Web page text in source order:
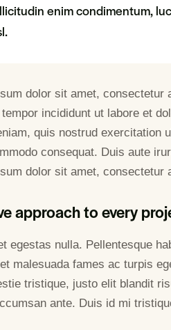
enim condimentum,
dolor sit amet, consectetur
incididunt ut labore et
quis nostrud exercitation
consequat. Duis aute
dolor sit amet, consectetur
approach to every
egestas nulla. Pellentesque
malesuada fames ac turpis
tristique, justo elit blandit
ante. Duis id mi